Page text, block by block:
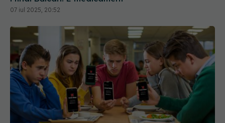
EXCLUSIV
trecută de Senat. Ovidiu Iosif: Restricțiile nu
generează decât frustrare